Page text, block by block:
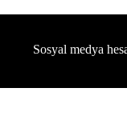
Sosyal medya